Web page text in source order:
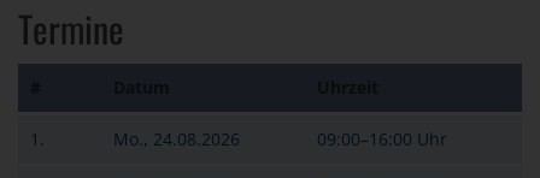
Termine
1. Mo., 24.08.2026 09:00–16:00 Uhr